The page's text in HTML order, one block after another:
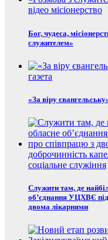
відео місіонерство
Бог, чудеса,
служителем»
газета
«За віру
доброчинність
соціальне служіння
Служити там, де
об’єднання УЦХВЄ
двома лікарнями